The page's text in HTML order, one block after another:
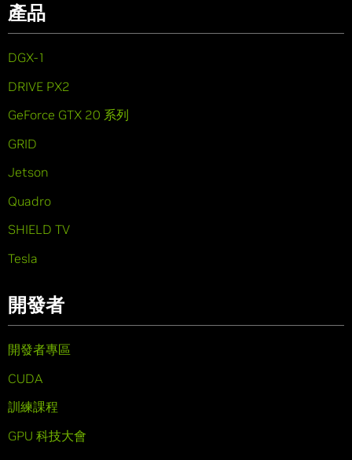
產品
DGX-1
DRIVE PX2
GeForce GTX 20 系列
GRID
Jetson
Quadro
SHIELD TV
Tesla
開發者
開發者專區
CUDA
訓練課程
GPU 科技大會